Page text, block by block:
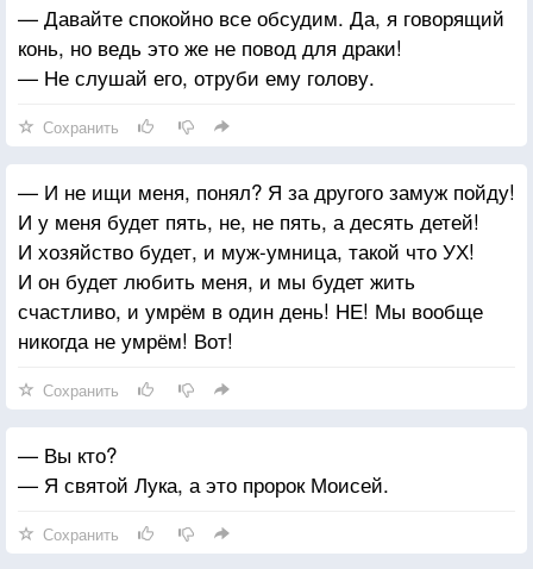
— Давайте спокойно все обсудим. Да, я говорящий
конь, но ведь это же не повод для драки!
— Не слушай его, отруби ему голову.
Сохранить
— И не ищи меня, понял? Я за другого замуж пойду!
И у меня будет пять, не, не пять, а десять детей!
И хозяйство будет, и муж-умница, такой что УХ!
И он будет любить меня, и мы будет жить
счастливо, и умрём в один день! НЕ! Мы вообще
никогда не умрём! Вот!
Сохранить
— Вы кто?
— Я святой Лука, а это пророк Моисей.
Сохранить